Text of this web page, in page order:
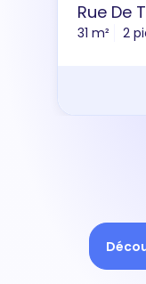
Rue De
31 m² 2